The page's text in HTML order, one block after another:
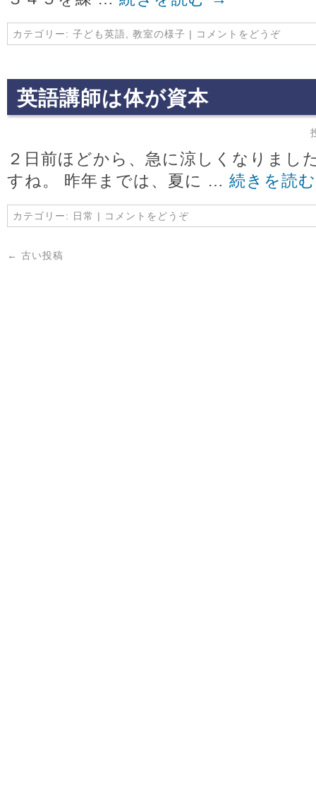
カテゴリー: 子ども英語 教室の様子 | コメントをどうぞ
英語講師は体が資本
２日前ほどから、急に涼しくなりまし
すね。 昨年までは、夏に … 続きを読
カテゴリー: 日常 | コメントをどうぞ
← 古い投稿